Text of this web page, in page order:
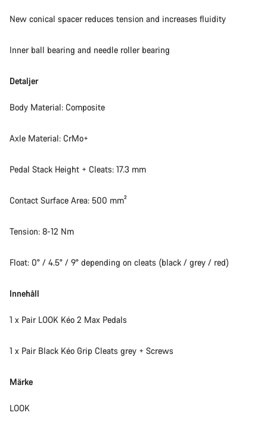
New conical spacer reduces tension and increases fluidity
Inner ball bearing and needle roller bearing
Detaljer
Body Material: Composite
Axle Material: CrMo+
Pedal Stack Height + Cleats: 17.3 mm
Contact Surface Area: 500 mm²
Tension: 8-12 Nm
Float: 0° / 4.5° / 9° depending on cleats (black / grey / red)
Innehåll
1 x Pair LOOK Kéo 2 Max Pedals
1 x Pair Black Kéo Grip Cleats grey + Screws
Märke
LOOK